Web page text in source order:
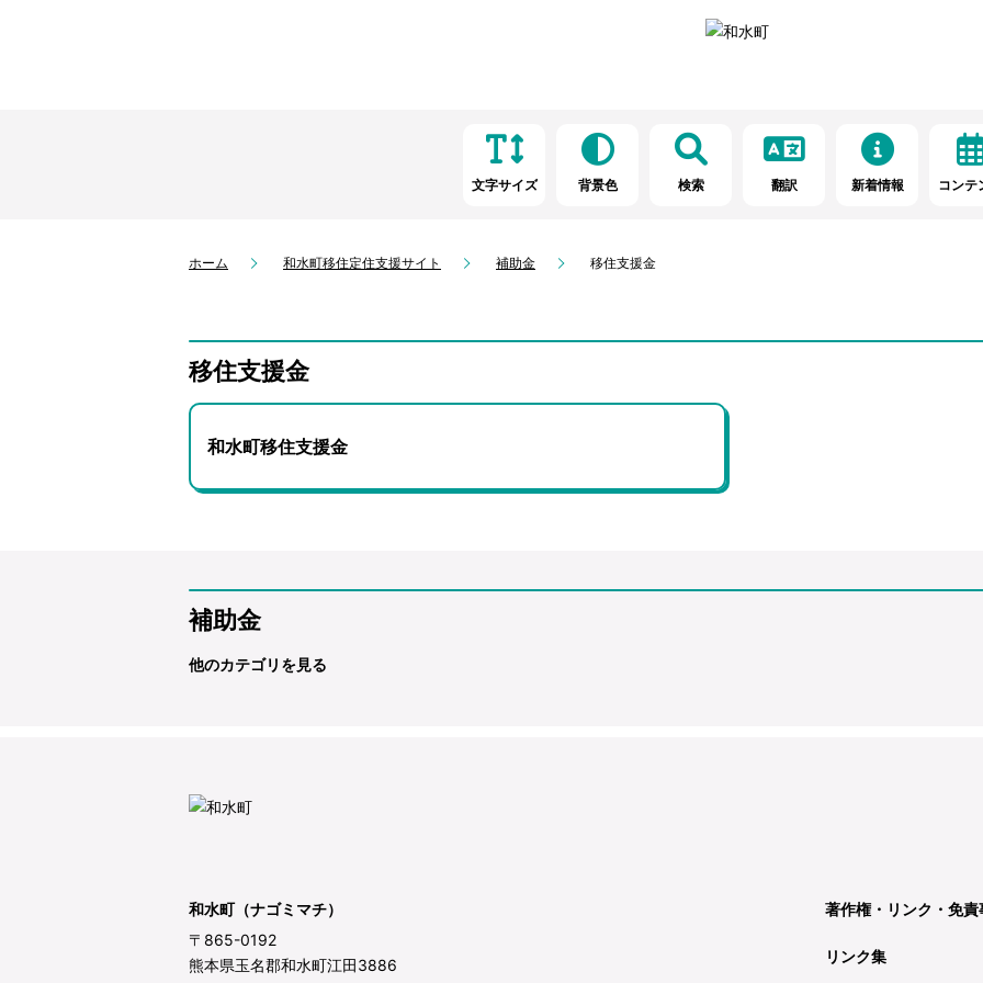
文字サイズ 背景色 検索 翻訳 新着情報 コンテ
ホーム 和水町移住定住支援サイト 補助金 移住支援金
移住支援金
和水町移住支援金
補助金
他のカテゴリを見る
和水町（ナゴミマチ）
〒865-0192
熊本県玉名郡和水町江田3886
著作権・リンク・免責
リンク集